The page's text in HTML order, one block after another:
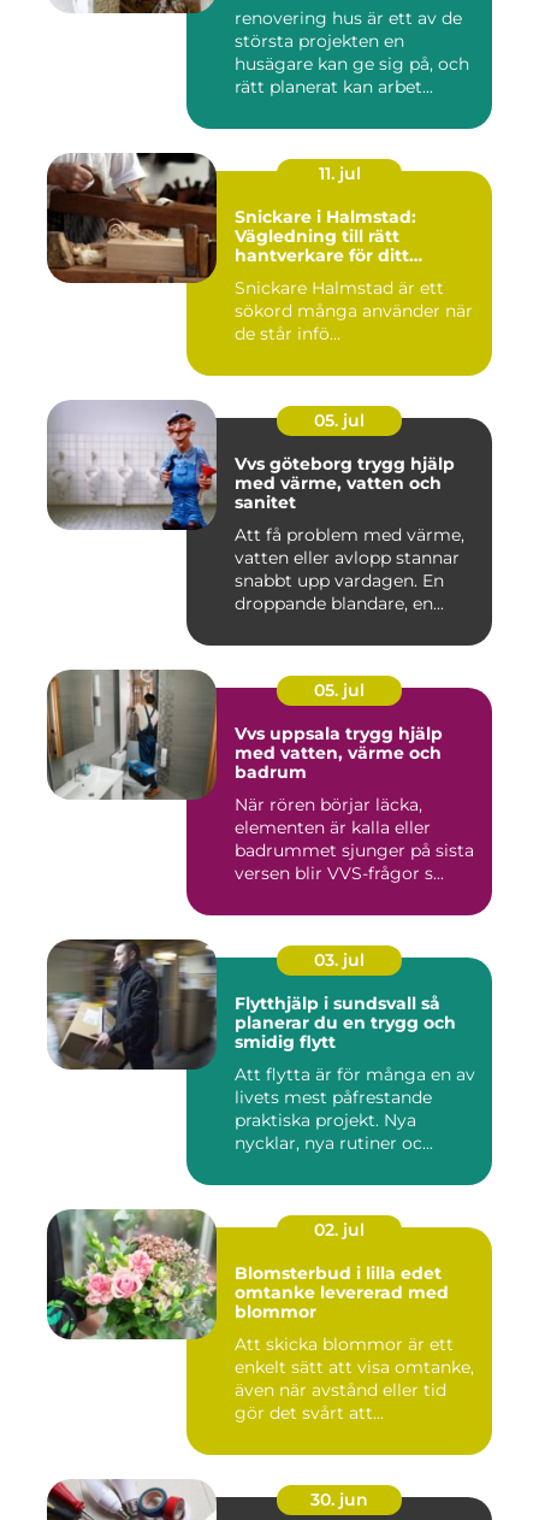
renovering hus är ett av de
största projekten en
husägare kan ge sig på, och
rätt planerat kan arbet...
11. jul
Snickare i Halmstad:
Vägledning till rätt
hantverkare för ditt
Snickare Halmstad är ett
sökord många använder när
de står infö...
05. jul
Vvs göteborg trygg hjälp
med värme, vatten och
sanitet
Att få problem med värme,
vatten eller avlopp stannar
snabbt upp vardagen. En
droppande blandare, en...
05. jul
Vvs uppsala trygg hjälp
med vatten, värme och
badrum
När rören börjar läcka,
elementen är kalla eller
badrummet sjunger på sista
versen blir VVS-frågor s...
03. jul
Flytthjälp i sundsvall så
planerar du en trygg och
smidig flytt
Att flytta är för många en av
livets mest påfrestande
praktiska projekt. Nya
nycklar, nya rutiner oc...
02. jul
Blomsterbud i lilla edet
omtanke levererad med
blommor
Att skicka blommor är ett
enkelt sätt att visa omtanke,
även när avstånd eller tid
gör det svårt att...
30. jun